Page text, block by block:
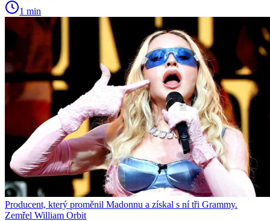
1 min
Producent, který proměnil Madonnu a získal s ní tři Grammy.
Zemřel William Orbit